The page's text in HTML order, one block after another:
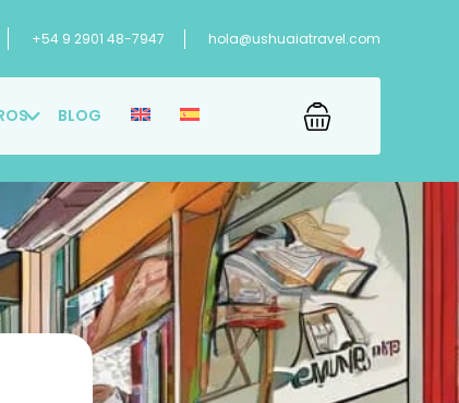
+54 9 2901 48-7947 hola@ushuaiatravel.com
BLOG